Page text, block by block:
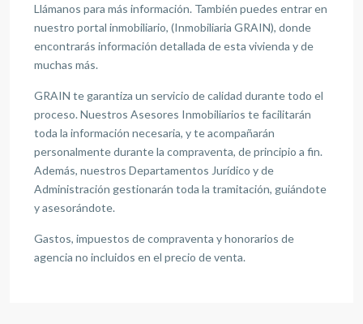
Llámanos para más información. También puedes entrar en
nuestro portal inmobiliario, (Inmobiliaria GRAIN), donde
encontrarás información detallada de esta vivienda y de
muchas más.
GRAIN te garantiza un servicio de calidad durante todo el
proceso. Nuestros Asesores Inmobiliarios te facilitarán
toda la información necesaria, y te acompañarán
personalmente durante la compraventa, de principio a fin.
Además, nuestros Departamentos Jurídico y de
Administración gestionarán toda la tramitación, guiándote
y asesorándote.
Gastos, impuestos de compraventa y honorarios de
agencia no incluidos en el precio de venta.